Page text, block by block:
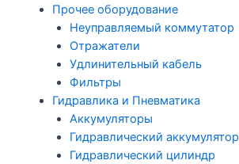
Прочее оборудование
Неуправляемый коммутатор
Отражатели
Удлинительный кабель
Фильтры
Гидравлика и Пневматика
Аккумуляторы
Гидравлический аккумулятор
Гидравлический цилиндр